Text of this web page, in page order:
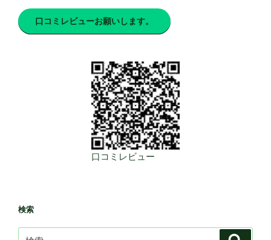
口コミレビューお願いします。
口コミレビュー
検索